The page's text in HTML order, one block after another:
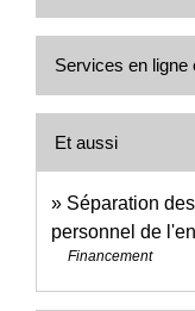
Services en ligne
Et aussi
Séparation
personnel de
Financement